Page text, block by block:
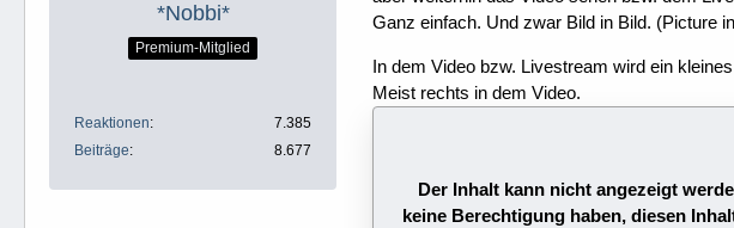
*Nobbi*
Premium-Mitglied
Reaktionen
7.385
Beiträge
8.677
Ganz einfach. Und zwar Bild in Bild. (Picture
In dem Video bzw. Livestream wird ein
Meist rechts in dem Video.
Der Inhalt kann nicht angezeigt
keine Berechtigung haben, diesen